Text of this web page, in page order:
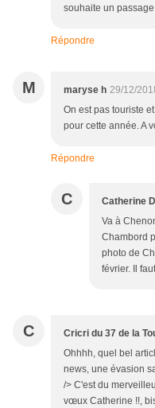
souhaite un
Répondre
M maryse h 29/12/
On est pas touriste
pour cette année. A
Répondre
C Catherine D
Va à
Chambord
photo de
février. Il
C Cricri du 37 de la
Ohhhh, quel bel
news, une évasion
/> C'est du
vœux Catherine !!,